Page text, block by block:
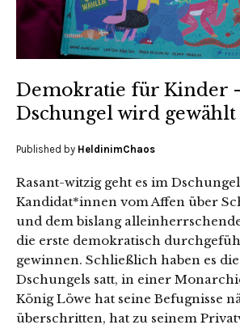
Demokratie für Kinder
Dschungel wird gewählt
Published by HeldinimChaos
Rasant-witzig geht es im
Kandidat*innen vom Affen über
und dem bislang
die erste demokratisch
gewinnen. Schließlich haben es
Dschungels satt, in einer
König Löwe hat seine Befugnisse
überschritten, hat zu seinem